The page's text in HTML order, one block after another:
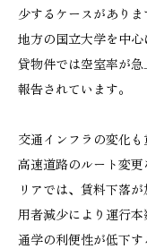
少するケースがあり
地方の国立大学を中
貸物件では空室率が
報告されています。
交通インフラの変化も
高速道路のルート変
リアでは、賃料下落
用者減少により運行
通学の利便性が低下す